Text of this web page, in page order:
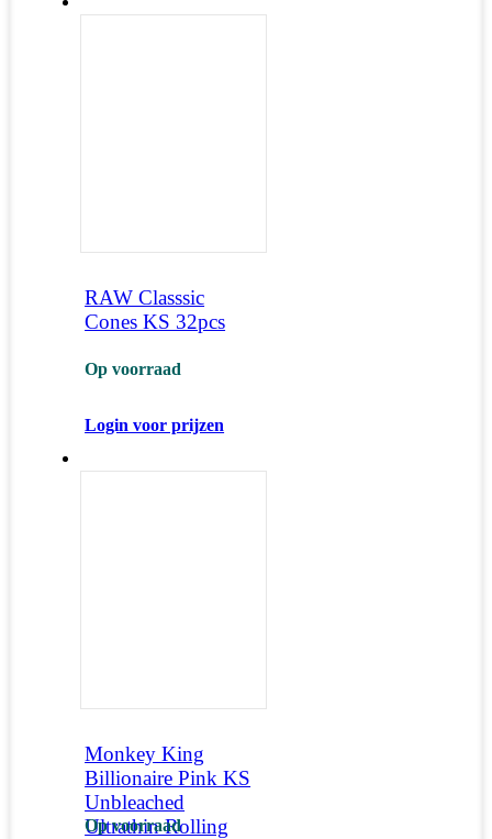
RAW Classsic
Cones KS 32pcs
Op voorraad
Login voor prijzen
Monkey King
Billionaire Pink KS
Unbleached
Ultrathin Rolling
Op voorraad